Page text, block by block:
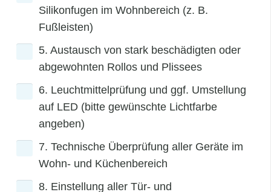
Silikonfugen im Wohnbereich (z. B.
Fußleisten)
5. Austausch von stark beschädigten oder
abgewohnten Rollos und Plissees
6. Leuchtmittelprüfung und ggf. Umstellung
auf LED (bitte gewünschte Lichtfarbe
angeben)
7. Technische Überprüfung aller Geräte im
Wohn- und Küchenbereich
8. Einstellung aller Tür- und